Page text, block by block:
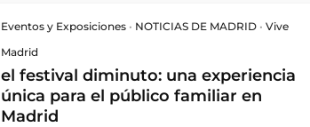
Eventos y Exposiciones • NOTICIAS DE MADRID • Vive
Madrid
el festival diminuto: una experiencia
única para el público familiar en
Madrid